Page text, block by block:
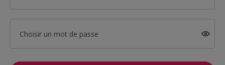
Choisir un mot de passe